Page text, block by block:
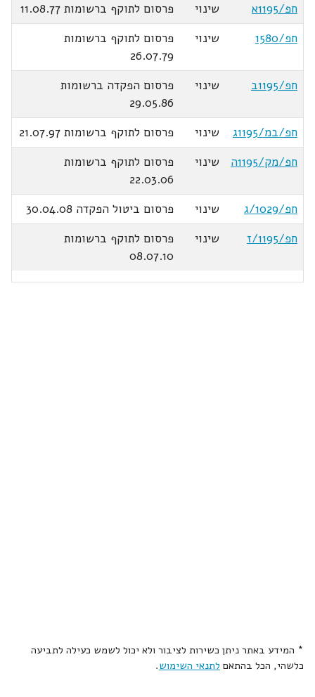
חפ/1195א
שינוי
פרסום לתוקף ברשומות 11.08.77
חפ/1580
שינוי
פרסום לתוקף ברשומות
26.07.79
חפ/1195ב
שינוי
פרסום הפקדה ברשומות
29.05.86
חפ/במ/1195ג
שינוי
פרסום לתוקף ברשומות 21.07.97
חפ/מק/1195ה
שינוי
פרסום לתוקף ברשומות
22.03.06
חפ/1029/ג
שינוי
פרסום ביטול הפקדה 30.04.08
חפ/1195/ז
שינוי
פרסום לתוקף ברשומות
08.07.10
* המידע באתר ניתן כשירות לציבור ולא יכול לשמש כעילה לתביעה
כלשהי, הכל בהתאם לתנאי השימוש.